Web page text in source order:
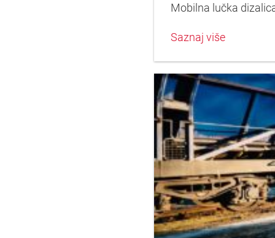
Mobilna lučka
Saznaj više